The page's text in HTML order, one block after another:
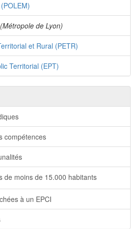
(Métropole de Lyon)
et Rural (PETR)
Territorial (EPT)
compétences
de moins de 15.000 habitants
à un EPCI